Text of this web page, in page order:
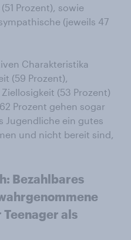
Prozent), sowie
(jeweils 47
Charakteristika
(59 Prozent),
(53 Prozent)
Prozent gehen sogar
Jugendliche ein gutes
und nicht bereit sind,
Bezahlbares
als